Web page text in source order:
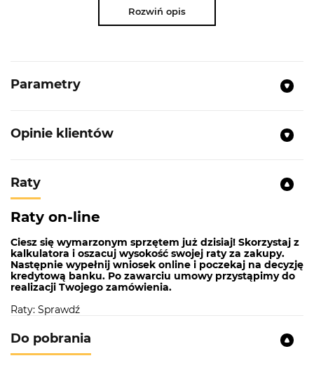
odpływu jednym naciśnięciem, łącząc praktyczność
z elegancją. Idealne rozwiązanie do każdej kuchni.
NAJWANIEJSZE PARAMETRY
jednokomorowych:
Korek automatyczny:
Nakładka na odpływ:
Rozwiń opis
Parametry
Opinie klientów
Raty
Raty on-line
Ciesz się wymarzonym sprzętem już dzisiaj! Skorzystaj z
kalkulatora i oszacuj wysokość swojej raty za zakupy.
Następnie wypełnij wniosek online i poczekaj na decyzję
kredytową banku. Po zawarciu umowy przystąpimy do
realizacji Twojego zamówienia.
Raty: Sprawdź
Do pobrania